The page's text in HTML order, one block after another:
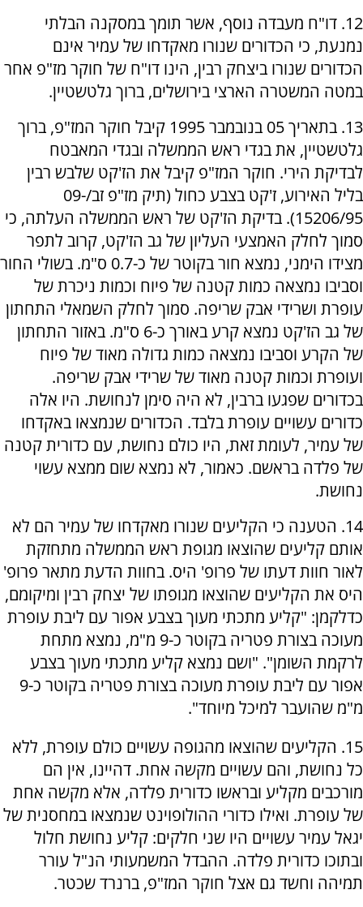
12. דו"ח מעבדה נוסף, אשר תומך במסקנה הבלתי
נמנעת, כי הכדורים שנורו מאקדחו של עמיר אינם
הכדורים שנורו ביצחק רבין, הינו דו"ח של חוקר מז"פ אחר
במטה המשטרה הארצי בירושלים, ברוך גלטשטיין.
13. בתאריך 05 בנובמבר 1995 קיבל חוקר המז"פ, ברוך
גלטשטיין, את בגדי ראש הממשלה ובגדי המאבטח
לבדיקת הירי. חוקר המז"פ קיבל את הז'קט שלבש רבין
בליל האירוע, ז'קט בצבע כחול (תיק מז"פ זב/09-
15206/95). בדיקת הז'קט של ראש הממשלה העלתה, כי
סמוך לחלק האמצעי העליון של גב הז'קט, קרוב לתפר
מצידו הימני, נמצא חור בקוטר של כ-0.7 ס"מ. בשולי החור
וסביבו נמצאה כמות קטנה של פיוח וכמות ניכרת של
עופרת ושרידי אבק שריפה. סמוך לחלק השמאלי התחתון
של גב הז'קט נמצא קרע באורך כ-6 ס"מ. באזור התחתון
של הקרע וסביבו נמצאה כמות גדולה מאוד של פיוח
ועופרת וכמות קטנה מאוד של שרידי אבק שריפה.
בכדורים שפגעו ברבין, לא היה סימן לנחושת. היו אלה
כדורים עשויים עופרת בלבד. הכדורים שנמצאו באקדחו
של עמיר, לעומת זאת, היו כולם נחושת, עם כדורית קטנה
של פלדה בראשם. כאמור, לא נמצא שום ממצא עשוי
נחושת.
14. הטענה כי הקליעים שנורו מאקדחו של עמיר הם לא
אותם קליעים שהוצאו מגופת ראש הממשלה מתחזקת
לאור חוות דעתו של פרופ' היס. בחוות הדעת מתאר פרופ'
היס את הקליעים שהוצאו מגופתו של יצחק רבין ומיקומם,
כדלקמן: "קליע מתכתי מעוך בצבע אפור עם ליבת עופרת
מעוכה בצורת פטריה בקוטר כ-9 מ"מ, נמצא מתחת
לרקמת השומן". "ושם נמצא קליע מתכתי מעוך בצבע
אפור עם ליבת עופרת מעוכה בצורת פטריה בקוטר כ-9
מ"מ שהועבר למיכל מיוחד".
15. הקליעים שהוצאו מהגופה עשויים כולם עופרת, ללא
כל נחושת, והם עשויים מקשה אחת. דהיינו, אין הם
מורכבים מקליע ובראשו כדורית פלדה, אלא מקשה אחת
של עופרת. ואילו כדורי ההולופוינט שנמצאו במחסנית של
יגאל עמיר עשויים היו שני חלקים: קליע נחושת חלול
ובתוכו כדורית פלדה. ההבדל המשמעותי הנ"ל עורר
תמיהה וחשד גם אצל חוקר המז"פ, ברנרד שכטר.